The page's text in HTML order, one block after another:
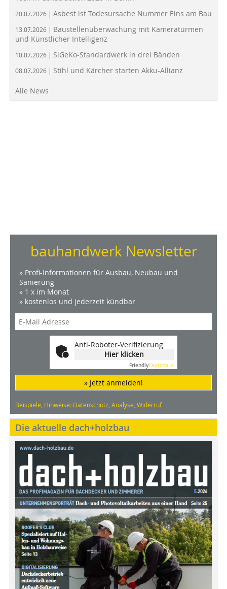
20.07.2026 | Asbest ist Todesursache Nummer Eins am Bau
13.07.2026 | Baustellenüberwachung mit Kameratürmen
und Künstlicher Intelligenz
10.07.2026 | SiGeKo-Standardwerk in drei Bänden
08.07.2026 | Stihl und Kärcher starten Akku-Allianz
Alle News
bauhandwerk Newsletter
» Profi-Informationen für Ausbau, Neubau und
Sanierung
» 1 x im Monat
» kostenlos und jederzeit kündbar
Anti-Roboter-Verifizierung
Hier klicken
FriendlyCaptcha ⇗
» Jetzt anmelden!
Beispiele, Hinweise: Datenschutz, Analyse, Widerruf
Die aktuelle dach+holzbau